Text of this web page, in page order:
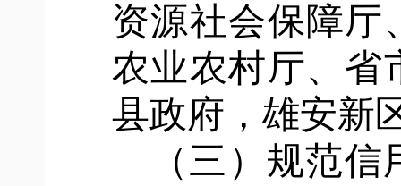
资源社会保障厅
农业农村厅、省
县政府，雄安新
（三）规范